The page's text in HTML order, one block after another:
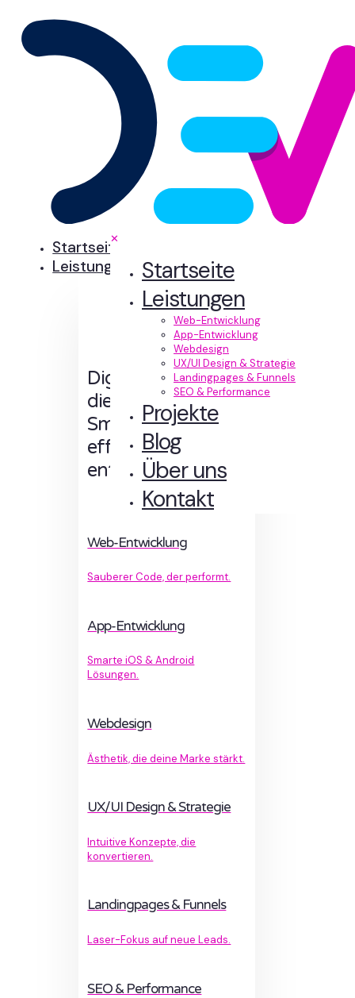
✕
Startseite
Leistungen
Web-Entwicklung
App-Entwicklung
Webdesign
UX/UI Design & Strategie
Landingpages & Funnels
SEO & Performance
Projekte
Blog
Über uns
Kontakt
Startseite
Leistungen
Digitale Erlebnisse,
die Sinn machen.
Smart designt und
effizient
entwickelt.
Web-Entwicklung
Sauberer Code, der performt.
App-Entwicklung
Smarte iOS & Android
Lösungen.
Webdesign
Ästhetik, die deine Marke stärkt.
UX/UI Design & Strategie
Intuitive Konzepte, die
konvertieren.
Landingpages & Funnels
Laser-Fokus auf neue Leads.
SEO & Performance